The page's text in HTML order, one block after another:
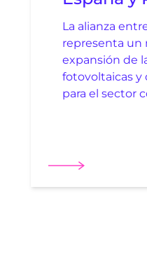
La alianza
representa un
expansión de
fotovoltaicas
para el sector